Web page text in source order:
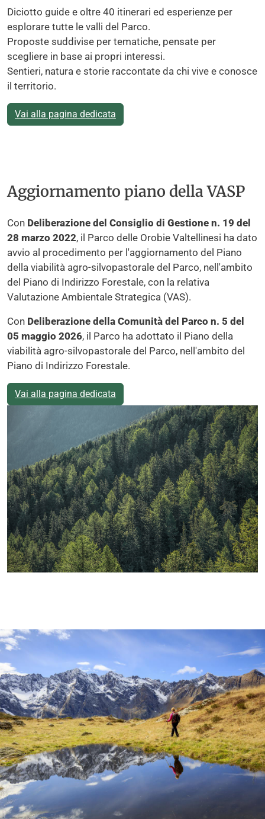
Diciotto guide e oltre 40 itinerari ed esperienze per
esplorare tutte le valli del Parco.
Proposte suddivise per tematiche, pensate per
scegliere in base ai propri interessi.
Sentieri, natura e storie raccontate da chi vive e conosce
il territorio.
Vai alla pagina dedicata
Aggiornamento piano della VASP
Con Deliberazione del Consiglio di Gestione n. 19 del
28 marzo 2022, il Parco delle Orobie Valtellinesi ha dato
avvio al procedimento per l'aggiornamento del Piano
della viabilità agro-silvopastorale del Parco, nell'ambito
del Piano di Indirizzo Forestale, con la relativa
Valutazione Ambientale Strategica (VAS).
Con Deliberazione della Comunità del Parco n. 5 del
05 maggio 2026, il Parco ha adottato il Piano della
viabilità agro-silvopastorale del Parco, nell'ambito del
Piano di Indirizzo Forestale.
Vai alla pagina dedicata